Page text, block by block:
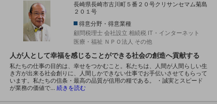
長崎県長崎市古川町５番２０号クリサンセマム菊島
２０１号
得意分野・得意業種
顧問税理士 会社設立 相続税 IT・インターネット
医療・福祉 ＮＰＯ法人 その他
人が人として幸福を感じることができる社会の創造へ貢献する
私たちの仕事の目的は、幸せをつかむこと。私たちは、人間が人間らしい生
き方が出来る社会創りに、人間しかできない仕事でお手伝いさせてもらって
います。私たちの信条・最高の品質が信用の糧である。 ・誠実とスピード
が業務の価値で… 続きを読む